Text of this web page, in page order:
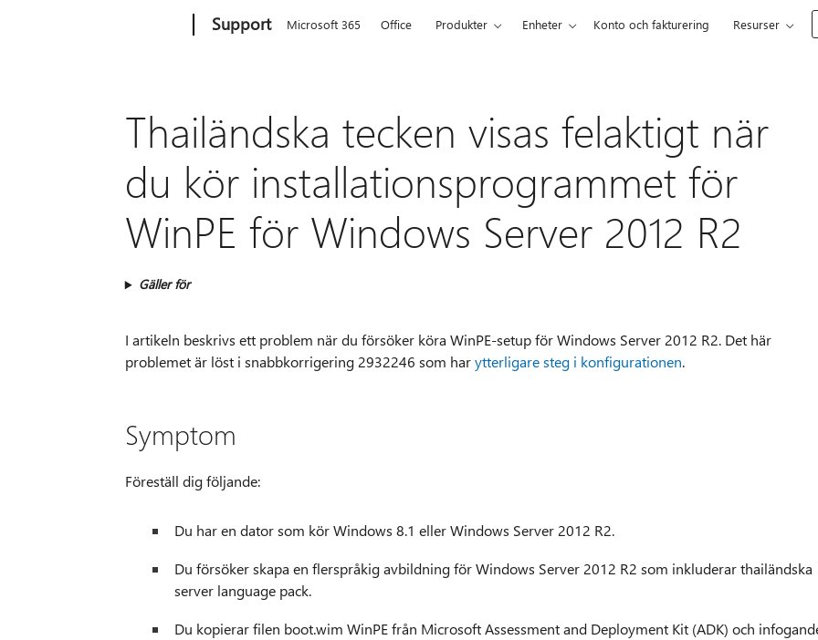
Support Microsoft 365 Office Produkter Enheter Konto och fakturering Resurser
Thailändska tecken visas felaktigt när
du kör installationsprogrammet för
WinPE för Windows Server 2012 R2
Gäller för
I artikeln beskrivs ett problem när du försöker köra WinPE-setup för Windows Server 2012 R2. Det här
problemet är löst i snabbkorrigering 2932246 som harytterligare steg i konfigurationen.
Symptom
Föreställ dig följande:
Du har en dator som kör Windows 8.1 eller Windows Server 2012 R2.
Du försöker skapa en flerspråkig avbildning för Windows Server 2012 R2 som inkluderar thailändska
server language pack.
Du kopierar filen boot.wim WinPE från Microsoft Assessment and Deployment Kit (ADK) och